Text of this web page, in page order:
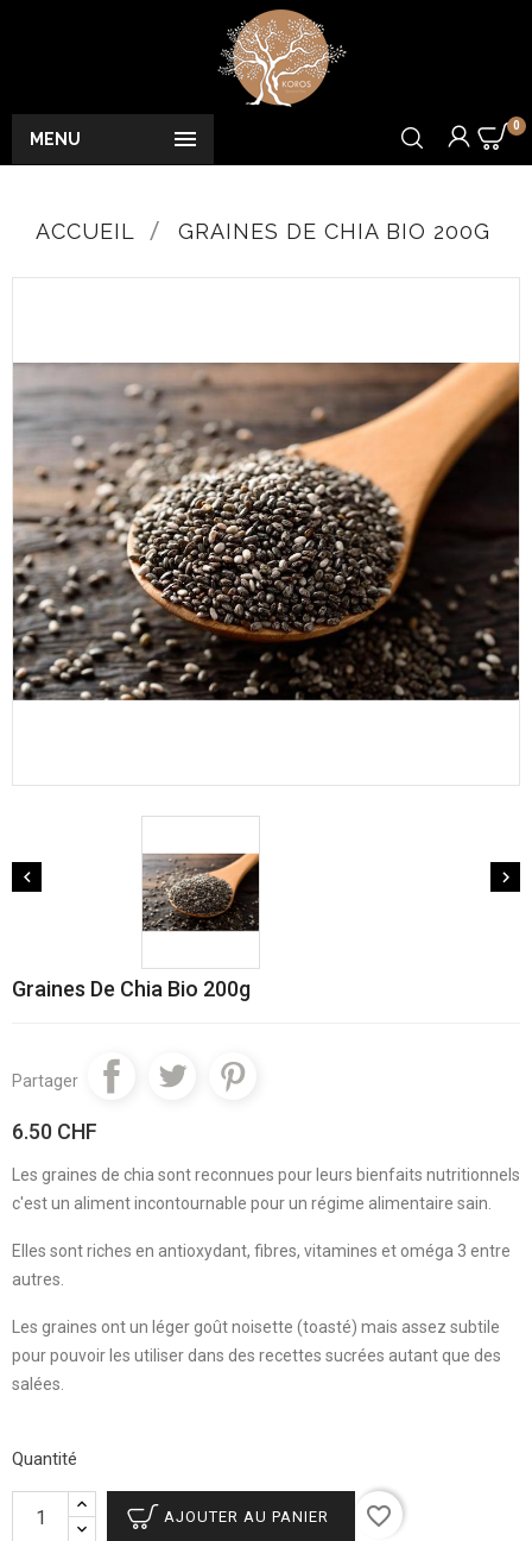

MENU
0
ACCUEIL GRAINES DE CHIA BIO 200G
 
Graines De Chia Bio 200g
Partager
6.50 CHF
Les graines de chia sont reconnues pour leurs bienfaits nutritionnels
c'est un aliment incontournable pour un régime alimentaire sain.
Elles sont riches en antioxydant, fibres, vitamines et oméga 3 entre
autres.
Les graines ont un léger goût noisette (toasté) mais assez subtile
pour pouvoir les utiliser dans des recettes sucrées autant que des
salées.
Quantité
AJOUTER AU PANIER favorite_border